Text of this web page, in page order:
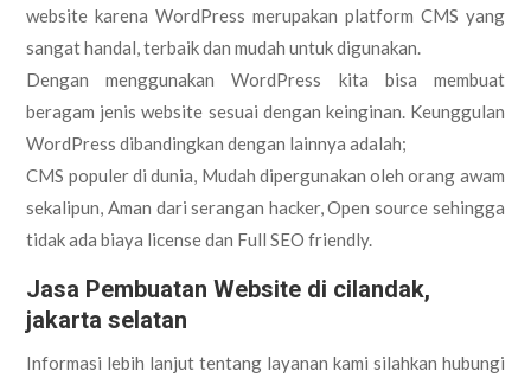
website karena WordPress merupakan platform CMS yang
sangat handal, terbaik dan mudah untuk digunakan.
Dengan menggunakan WordPress kita bisa membuat
beragam jenis website sesuai dengan keinginan. Keunggulan
WordPress dibandingkan dengan lainnya adalah;
CMS populer di dunia, Mudah dipergunakan oleh orang awam
sekalipun, Aman dari serangan hacker, Open source sehingga
tidak ada biaya license dan Full SEO friendly.
Jasa Pembuatan Website di cilandak,
jakarta selatan
Informasi lebih lanjut tentang layanan kami silahkan hubungi